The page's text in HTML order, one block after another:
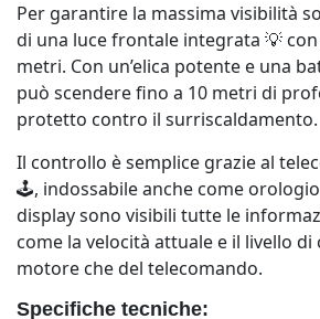
Per garantire la massima visibilità
di una luce frontale integrata 💡
metri. Con un’elica potente e una
può scendere fino a 10 metri di
protetto contro il surriscaldamento.
Il controllo è semplice grazie al
🕹️, indossabile anche come
display sono visibili tutte le
come la velocità attuale e il livello di
motore che del telecomando.
Specifiche tecniche: